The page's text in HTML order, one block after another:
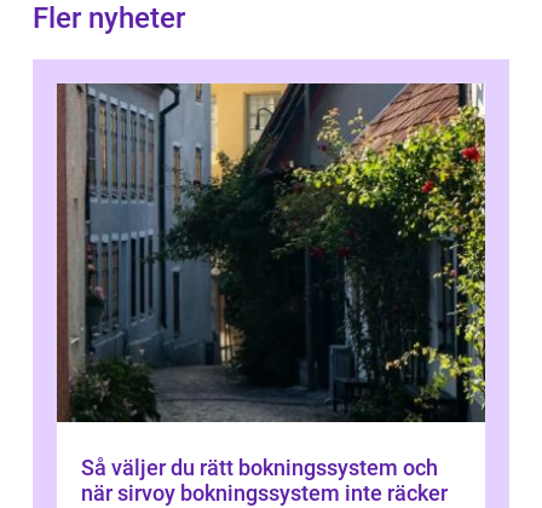
Fler nyheter
Så väljer du rätt bokningssystem och
när sirvoy bokningssystem inte räcker